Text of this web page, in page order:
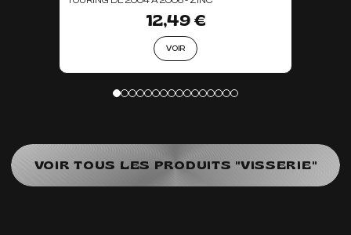
12,49 €
VOIR
VOIR TOUS LES PRODUITS "VISSERIE"